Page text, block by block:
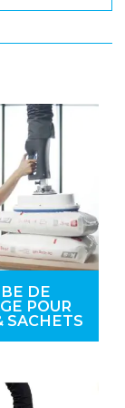
DE
POUR
SACHETS